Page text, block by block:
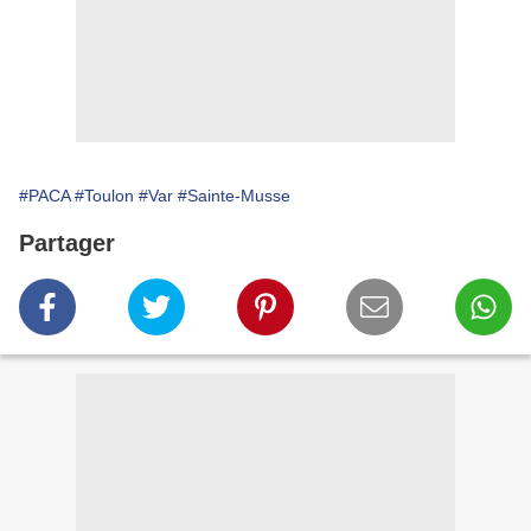
#PACA #Toulon #Var #Sainte-Musse
Partager